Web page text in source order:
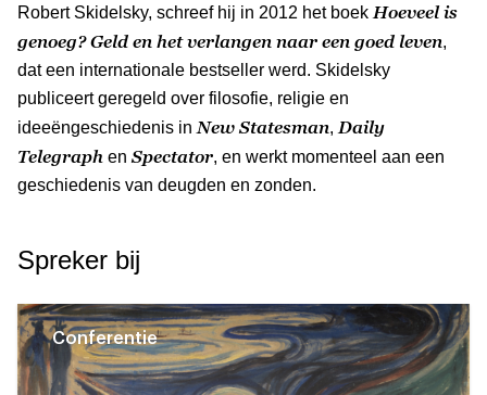
Robert Skidelsky, schreef hij in 2012 het boek Hoeveel is
genoeg? Geld en het verlangen naar een goed leven,
dat een internationale bestseller werd. Skidelsky
publiceert geregeld over filosofie, religie en
ideeëngeschiedenis in New Statesman, Daily
Telegraph en Spectator, en werkt momenteel aan een
geschiedenis van deugden en zonden.
Spreker bij
Conferentie